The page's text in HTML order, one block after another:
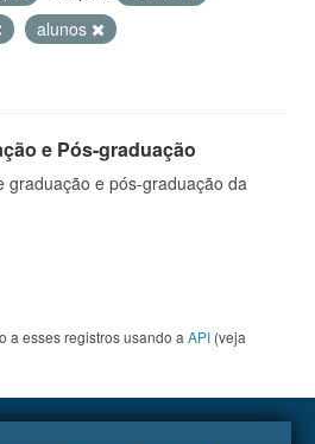
alunos
e Pós-graduação
graduação e pós-graduação da
a esses registros usando a API (veja